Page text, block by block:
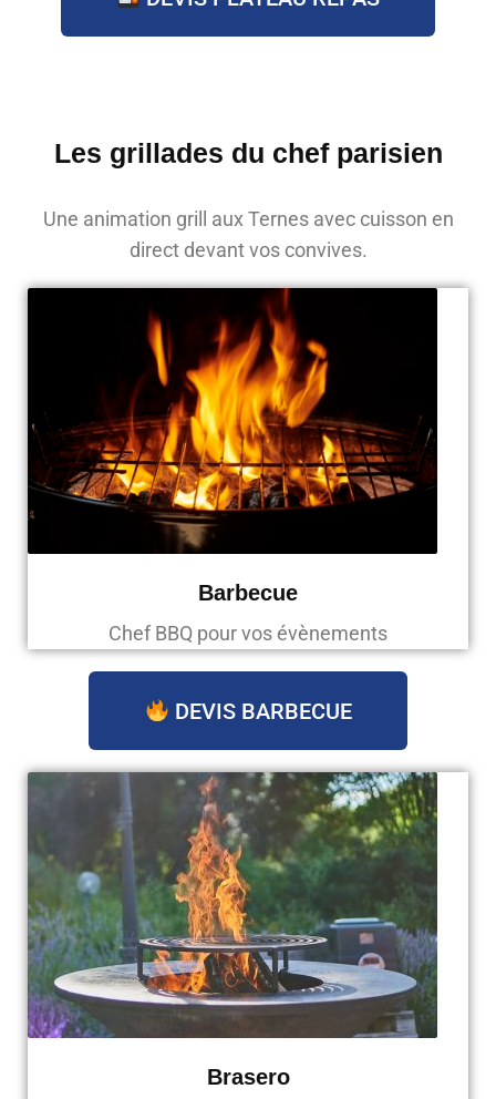
Les grillades du chef parisien
Une animation grill aux Ternes avec cuisson en
direct devant vos convives.
Barbecue
Chef BBQ pour vos évènements
DEVIS BARBECUE
Brasero